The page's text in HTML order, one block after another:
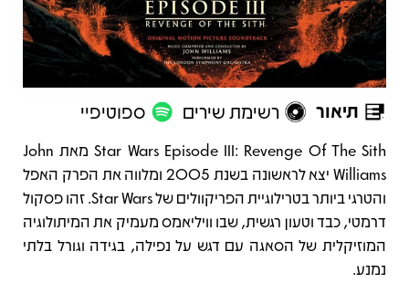
תיאור רשימת שירים ספוטיפיי
תיאור
Star Wars Episode III: Revenge Of The Sith מאת John
Williams יצא לראשונה בשנת 2005 ומלווה את הפרק האפל
והטרגי ביותר בטרילוגיית הפריקוולים של Star Wars. זהו פסקול
דרמטי, כבד וטעון רגשית, שבו וויליאמס מעמיק את המיתולוגיה
המוזיקלית של הסאגה עם דגש על נפילה, בגידה וגורל בלתי
נמנע.